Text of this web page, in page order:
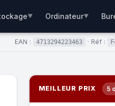
▼ Ordinateur▼
EAN : 4713294223463 · Réf :
MEILLEUR PRIX 5